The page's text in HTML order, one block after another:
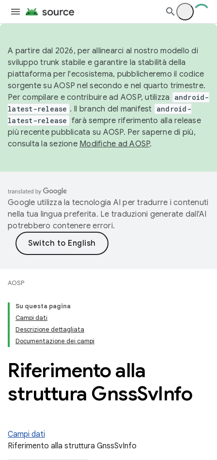
A partire dal 2026, per allinearci al nostro modello di
sviluppo trunk stabile e garantire la stabilità della
piattaforma per l'ecosistema, pubblicheremo il codice
sorgente su AOSP nel secondo e nel quarto trimestre.
Per compilare e contribuire ad AOSP, utilizza
android-
latest-release . Il branch del manifest android-
latest-release farà sempre riferimento alla release
più recente pubblicata su AOSP. Per saperne di più,
consulta la sezione Modifiche ad AOSP.
Google utilizza la tecnologia AI per tradurre i contenuti
nella tua lingua preferita. Le traduzioni generate dall'AI
potrebbero contenere errori.
AOSP
Su questa pagina
Campi dati
Descrizione dettagliata
Documentazione dei campi
Riferimento alla
struttura GnssSvInfo
Campi dati
Riferimento alla struttura GnssSvInfo